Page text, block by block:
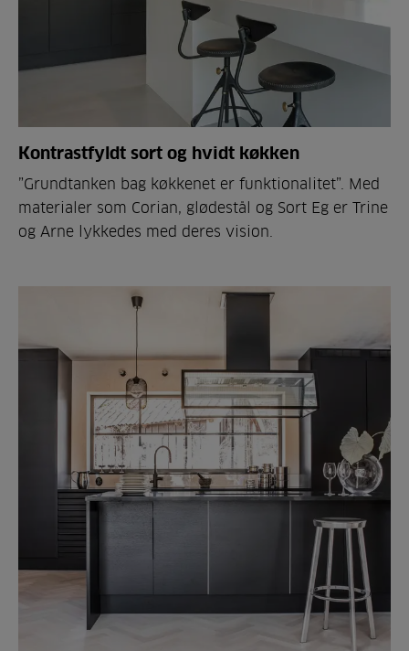
Kontrastfyldt sort og hvidt køkken
”Grundtanken bag køkkenet er funktionalitet”. Med
materialer som Corian, glødestål og Sort Eg er Trine
og Arne lykkedes med deres vision.